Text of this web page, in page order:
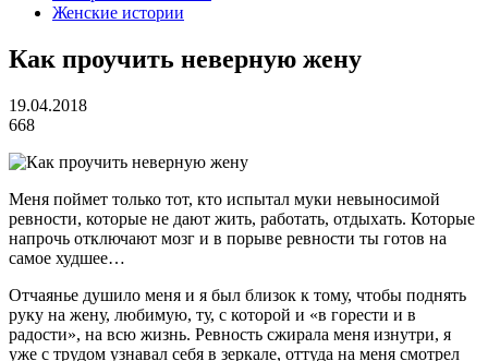
Женские истории
Как проучить неверную жену
19.04.2018
668
Меня поймет только тот, кто испытал муки невыносимой
ревности, которые не дают жить, работать, отдыхать. Которые
напрочь отключают мозг и в порыве ревности ты готов на
самое худшее…
Отчаянье душило меня и я был близок к тому, чтобы поднять
руку на жену, любимую, ту, с которой и «в горести и в
радости», на всю жизнь. Ревность сжирала меня изнутри, я
уже с трудом узнавал себя в зеркале, оттуда на меня смотрел